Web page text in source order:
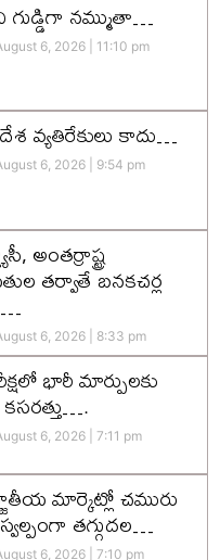
గుడ్డిగా నమ్ముతా…
6, 2026 11:10 pm
వ్యతిరేకులు కాదు…
6, 2026 9:54 pm
అంతర్రాష్ట్ర
తర్వాతే బనకచర్ల
6, 2026 8:33 pm
భారీ మార్పులకు
6, 2026 7:11 pm
మార్కెట్లో చమురు
తగ్గుదల…
6, 2026 7:10 pm